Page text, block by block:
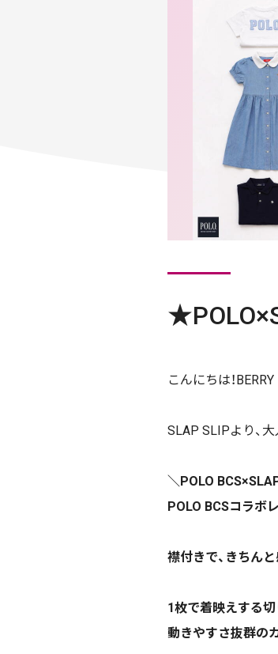
こんにちは！
SLAP SLIPより、
＼POLO
POLO BCSコラボ
襟付きで、きちん
1枚で着映えする切
動きやすさ抜群の